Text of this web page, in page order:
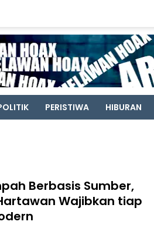
PERISTIWA HIBURAN
Berbasis Sumber,
Wajibkan tiap